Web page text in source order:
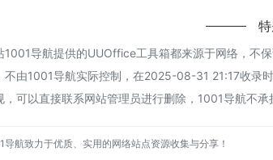
1001导航提供的UUOffice工具箱都来源于网络，不
不由1001导航实际控制，在2025-08-31 21:17收录
，可以直接联系网站管理员进行删除，1001导航不承
导航致力于优质、实用的网络站点资源收集与分享！